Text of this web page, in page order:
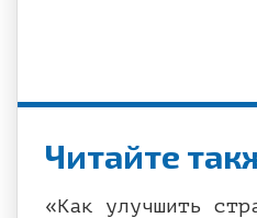
Читайте
«Как улучшить